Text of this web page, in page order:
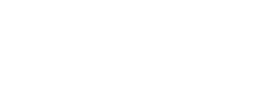
kad pamatytumėte daugiau autorių“